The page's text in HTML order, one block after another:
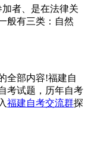
者、是在法律关
般有三类：自然
部内容!福建自
考试题，历年自考
福建自考交流群探